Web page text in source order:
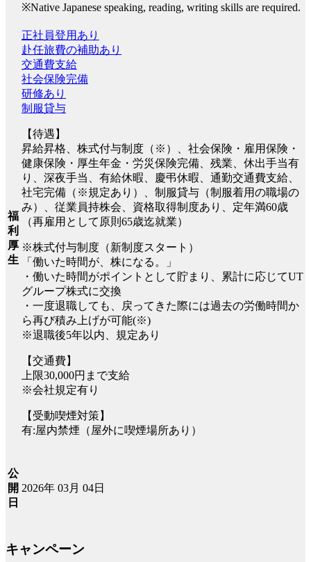
※Native Japanese speaking, reading, writing skills are required.
福
利
厚
生
正社員登用あり
赴任旅費の補助あり
交通費支給
社会保険完備
研修あり
制服貸与
【待遇】
昇給昇格、株式付与制度（※）、社会保険・雇用保険・
健康保険・厚生年金・労災保険完備、残業、休出手当有
り、深夜手当、有給休暇、慶弔休暇、通勤交通費支給、
社宅完備（※規定あり）、制服貸与（制服着用の職場の
み）、従業員持株会、資格取得制度あり、定年満60歳
（再雇用として原則65歳迄就業）
※株式付与制度（新制度スタート）
「働いた時間が、株になる。」
・働いた時間がポイントとして貯まり、累計に応じてUT
グループ株式に交換
・一度退職しても、戻ってきた際には過去の労働時間か
ら再び積み上げが可能(※)
※退職後5年以内、規定あり
【交通費】
上限30,000円まで支給
※会社規定有り
【受動喫煙対策】
有:屋内禁煙（屋外に喫煙場所あり）
公
開
日
2026年 03月 04日
キャンペーン